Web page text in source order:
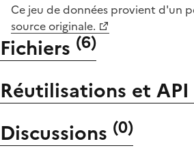
Ce jeu de données provient d'un
source originale.
Fichiers (6)
Réutilisations et API
Discussions (0)